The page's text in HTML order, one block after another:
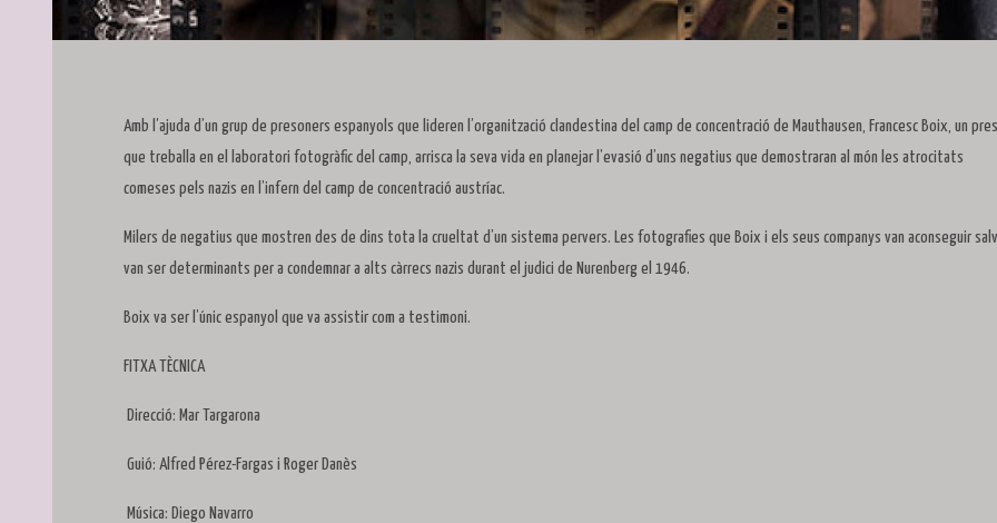
Amb l’ajuda d’un grup de presoners espanyols que lideren l’organització clandestina del camp de concentració de Mauthausen, Francesc Boix, un pres
que treballa en el laboratori fotogràfic del camp, arrisca la seva vida en planejar l’evasió d’uns negatius que demostraran al món les atrocitats
comeses pels nazis en l’infern del camp de concentració austríac.
Milers de negatius que mostren des de dins tota la crueltat d’un sistema pervers. Les fotografies que Boix i els seus companys van aconseguir
van ser determinants per a condemnar a alts càrrecs nazis durant el judici de Nurenberg el 1946.
Boix va ser l’únic espanyol que va assistir com a testimoni.
FITXA TÈCNICA
Direcció: Mar Targarona
Guió: Alfred Pérez-Fargas i Roger Danès
Música: Diego Navarro